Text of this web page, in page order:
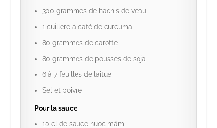
300 grammes de hachis de veau
1 cuillère à café de curcuma
80 grammes de carotte
80 grammes de pousses de soja
6 à 7 feuilles de laitue
Sel et poivre
Pour la sauce
10 cl de sauce nuoc mâm